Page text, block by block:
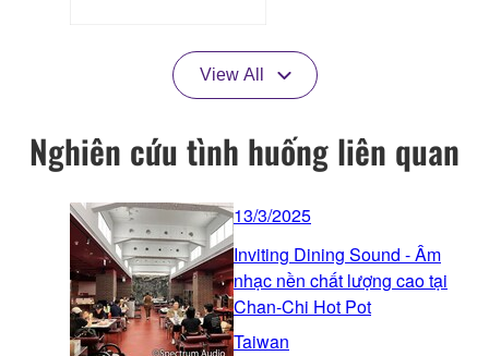
View All
Nghiên cứu tình huống liên quan
13/3/2025
Inviting Dining Sound - Âm
nhạc nền chất lượng cao tại
Chan-Chi Hot Pot
Taiwan